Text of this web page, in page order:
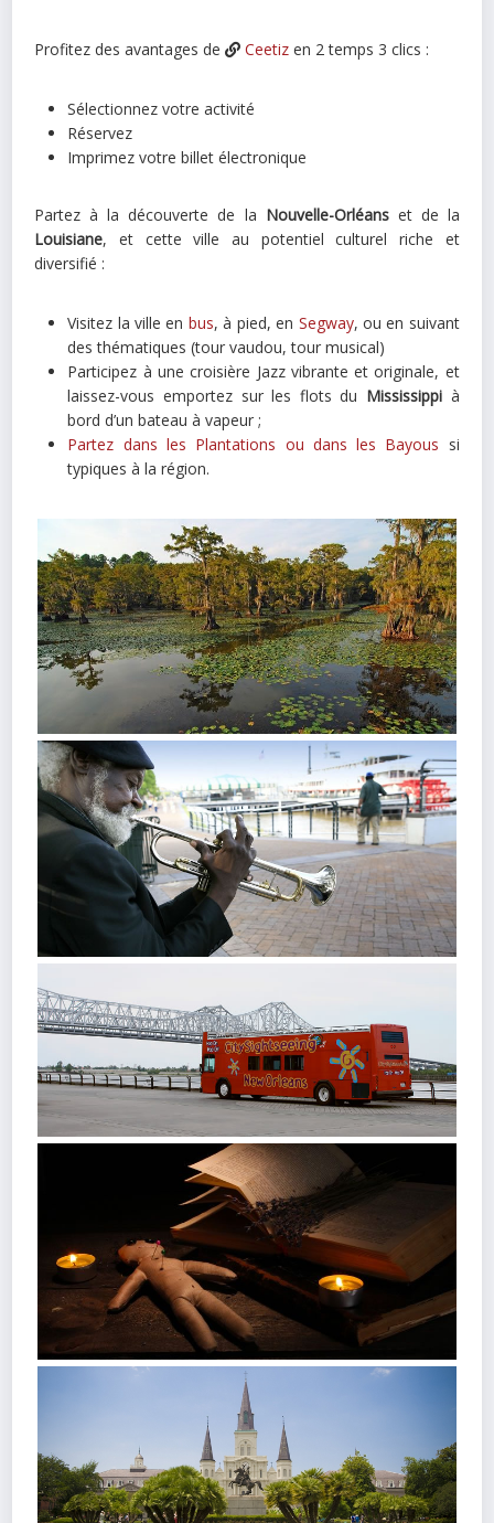
Profitez des avantages de Ceetiz en 2 temps 3 clics :
Sélectionnez votre activité
Réservez
Imprimez votre billet électronique
Partez à la découverte de la Nouvelle-Orléanset de la
Louisiane, et cette ville au potentiel culturel riche et
diversifié :
Visitez la ville en bus, à pied, en Segway, ou en suivant
des thématiques (tour vaudou, tour musical)
Participez à une croisière Jazz vibrante et originale, et
laissez-vous emportez sur les flots du Mississippi à
bord d’un bateau à vapeur ;
Partez dans les Plantations ou dans les Bayous si
typiques à la région.